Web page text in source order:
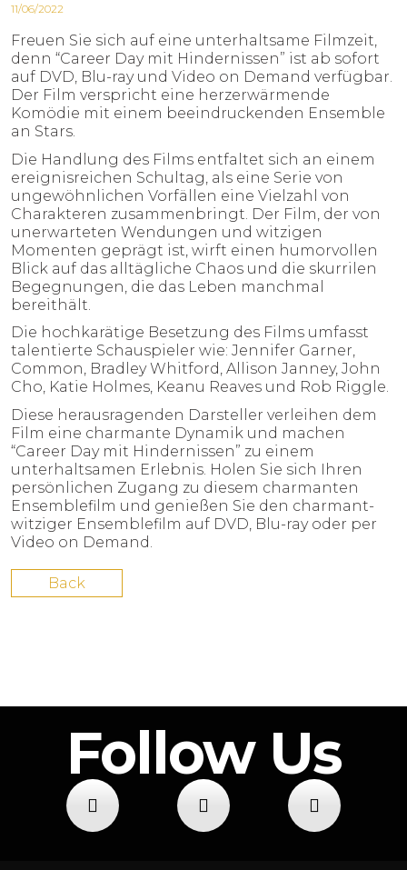
FILME
HÖRSPIELE
MAX MASCHMANN
KONTAKT
NEWS
11/06/2022
Freuen Sie sich auf eine unterhaltsame Filmzeit,
denn “Career Day mit Hindernissen” ist ab sofort
auf DVD, Blu-ray und Video on Demand verfügbar.
Der Film verspricht eine herzerwärmende
Komödie mit einem beeindruckenden Ensemble
an Stars.
Die Handlung des Films entfaltet sich an einem
ereignisreichen Schultag, als eine Serie von
ungewöhnlichen Vorfällen eine Vielzahl von
Charakteren zusammenbringt. Der Film, der von
unerwarteten Wendungen und witzigen
Momenten geprägt ist, wirft einen humorvollen
Blick auf das alltägliche Chaos und die skurrilen
Begegnungen, die das Leben manchmal
bereithält.
Die hochkarätige Besetzung des Films umfasst
talentierte Schauspieler wie: Jennifer Garner,
Common, Bradley Whitford, Allison Janney, John
Cho, Katie Holmes, Keanu Reaves und Rob Riggle.
Diese herausragenden Darsteller verleihen dem
Film eine charmante Dynamik und machen
“Career Day mit Hindernissen” zu einem
unterhaltsamen Erlebnis. Holen Sie sich Ihren
persönlichen Zugang zu diesem charmanten
Ensemblefilm und genießen Sie den charmant-
witziger Ensemblefilm auf DVD, Blu-ray oder per
Video on Demand.
Back
Follow Us